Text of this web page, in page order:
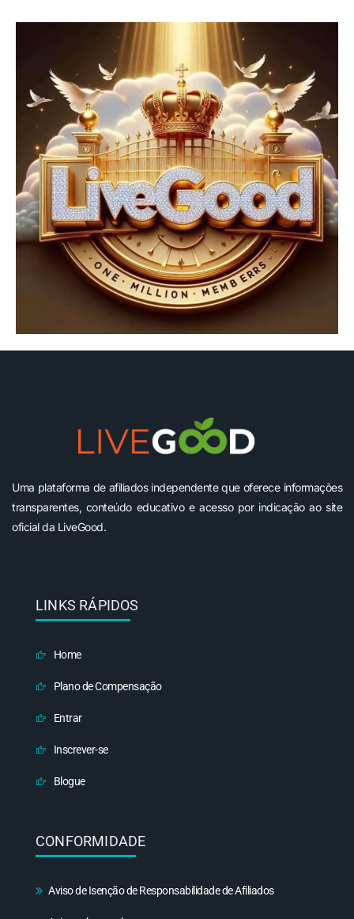
Uma plataforma de afiliados independente que oferece informações
transparentes, conteúdo educativo e acesso por indicação ao site
oficial da LiveGood.
LINKS RÁPIDOS
Home
Plano de Compensação
Entrar
Inscrever-se
Blogue
CONFORMIDADE
Aviso de Isenção de Responsabilidade de Afiliados